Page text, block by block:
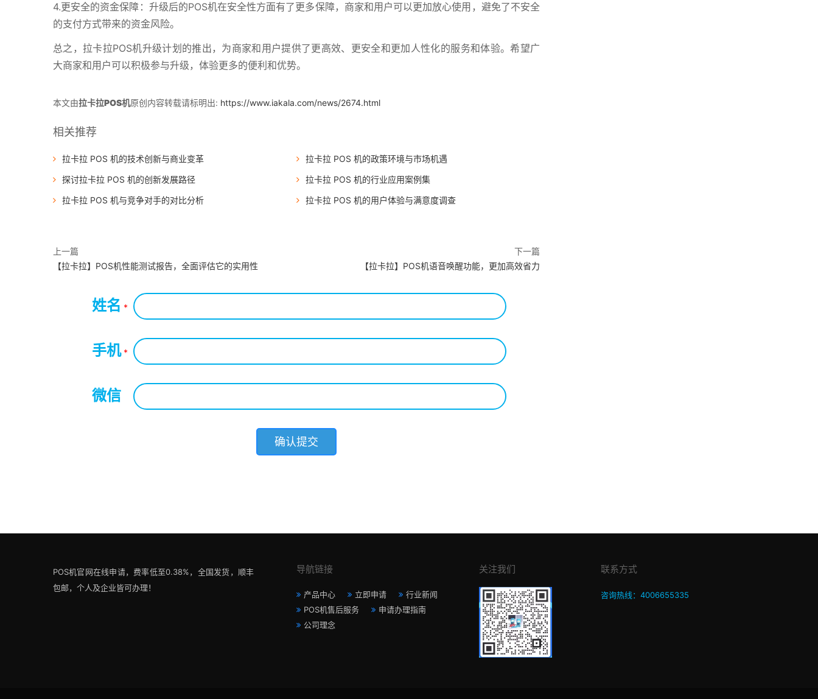
4.更安全的资金保障：升级后的POS机在安全性方面有了更多保障，商家和用户可以更加放心使用，避免了不安全
的支付方式带来的资金风险。
总之，拉卡拉POS机升级计划的推出，为商家和用户提供了更高效、更安全和更加人性化的服务和体验。希望广
大商家和用户可以积极参与升级，体验更多的便利和优势。
本文由拉卡拉POS机原创内容转载请标明出: https://www.iakala.com/news/2674.html
相关推荐
拉卡拉 POS 机的技术创新与商业变革
拉卡拉 POS 机的政策环境与市场机遇
探讨拉卡拉 POS 机的创新发展路径
拉卡拉 POS 机的行业应用案例集
拉卡拉 POS 机与竞争对手的对比分析
拉卡拉 POS 机的用户体验与满意度调查
上一篇
【拉卡拉】POS机性能测试报告，全面评估它的实用性
下一篇
【拉卡拉】POS机语音唤醒功能，更加高效省力
姓名 *
手机*
微信
POS机官网在线申请，费率低至0.38%，全国发货，顺丰
包邮，个人及企业皆可办理！
导航链接
产品中心 立即申请
行业新闻
POS机售后服务
申请办理指南
公司理念
关注我们 联系方式
咨询热线：4006655335